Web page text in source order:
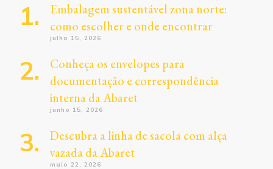
Embalagem sustentável zona norte:
como escolher e onde encontrar
julho 15, 2026
Conheça os envelopes para
documentação e correspondência
interna da Abaret
junho 15, 2026
Descubra a linha de sacola com alça
vazada da Abaret
maio 22, 2026